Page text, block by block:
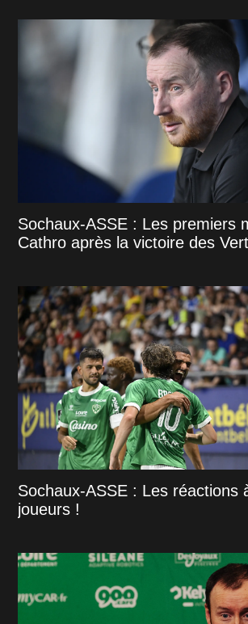
Sochaux-ASSE : Les premiers
Cathro après la victoire des
Sochaux-ASSE : Les réactions
joueurs !